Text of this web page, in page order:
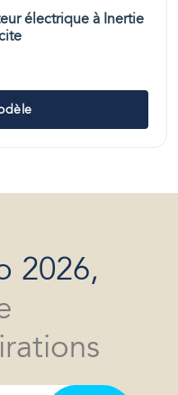
électrique à Inertie
2026,